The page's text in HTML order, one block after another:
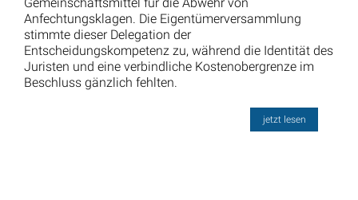
Anfechtungsklagen. Die Eigentümerversammlung
stimmte dieser Delegation der
Entscheidungskompetenz zu, während die Identität des
Juristen und eine verbindliche Kostenobergrenze im
Beschluss gänzlich fehlten.
jetzt lesen